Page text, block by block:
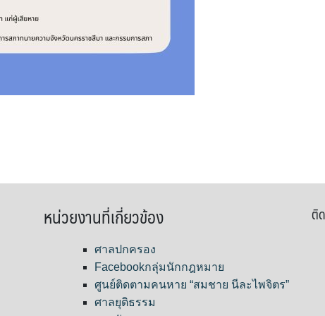
หน่วยงานที่เกี่ยวข้อง
ศาลปกครอง
Facebookกลุ่มนักกฎหมาย
ศูนย์ติดตามคนหาย “สมชาย นีละไพจิตร”
ศาลยุติธรรม
ติ